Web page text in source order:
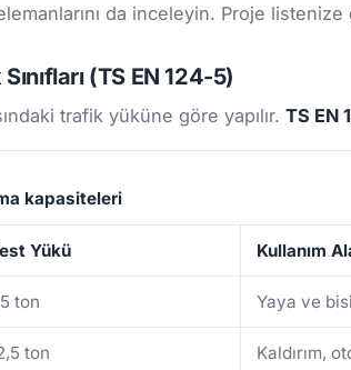
da inceleyin. Proje listenize
(TS EN 124-5)
trafik yüküne göre yapılır. TS EN
kapasiteleri
Yükü Kullanım
ton Yaya ve
ton Kaldırım,